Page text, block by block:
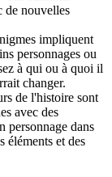
de nouvelles
impliquent
personnages ou
à qui ou à quoi il
changer.
de l'histoire sont
avec des
personnage dans
éléments et des